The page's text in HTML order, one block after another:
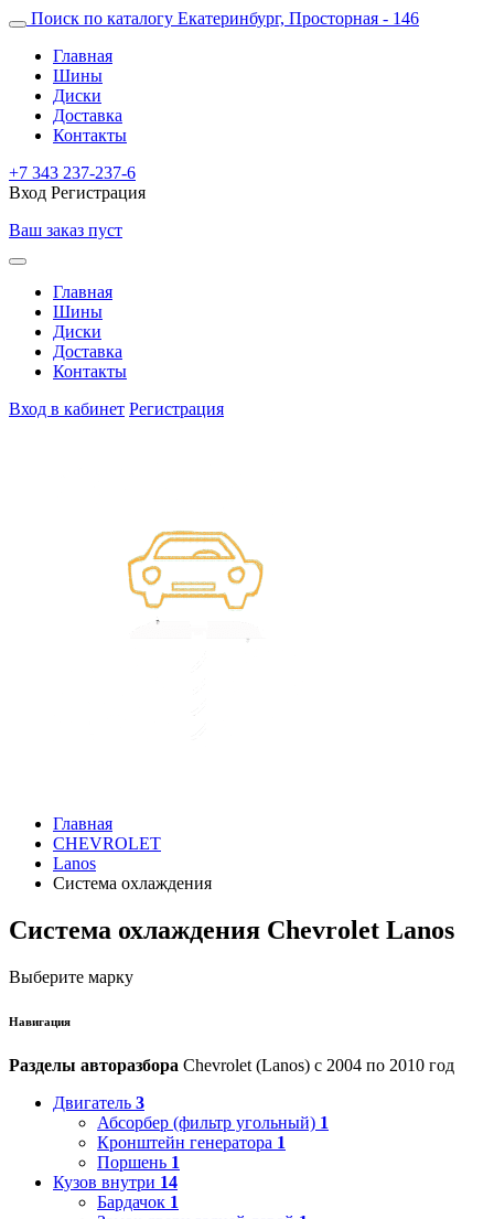
Поиск по каталогу Екатеринбург, Просторная - 146
Главная
Шины
Диски
Доставка
Контакты
+7 343 237-237-6
Вход Регистрация
Ваш заказ пуст
Главная
Шины
Диски
Доставка
Контакты
Вход в кабинет Регистрация
Главная
CHEVROLET
Lanos
Система охлаждения
Система охлаждения Chevrolet Lanos
Выберите марку
Навигация
Разделы авторазбора Chevrolet (Lanos) с 2004 по 2010 год
Двигатель 3
Абсорбер (фильтр угольный) 1
Кронштейн генератора 1
Поршень 1
Кузов внутри 14
Бардачок 1